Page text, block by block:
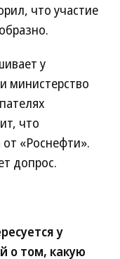
что участие
у
министерство
что
от «Роснефти».
допрос.
у
о том, какую